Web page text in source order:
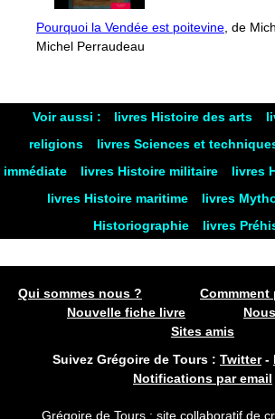
Pourquoi la Vendée est poitevine, de
Michel Perraudeau
Voir aussi : livres Histoire des arts
religions
livres Sciences et
immédiate
livres Histoire militaire
livres
livres Histoire maritime
livres
Historiographie
livres
Qui sommes nous ?
Commment
Nouvelle fiche livre
Sites amis
Suivez Grégoire de Tours : Twitter-
Notifications par email
Grégoire de Tours : site collaboratif de